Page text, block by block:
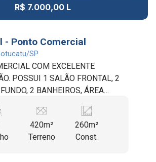
R$ 7.000,00 L
- Ponto Comercial
SP
COM EXCELENTE
POSSUI 1 SALÃO FRONTAL, 2
2 BANHEIROS, ÁREA
ÁRVORES.
420m²
Terreno
260m²
Const.